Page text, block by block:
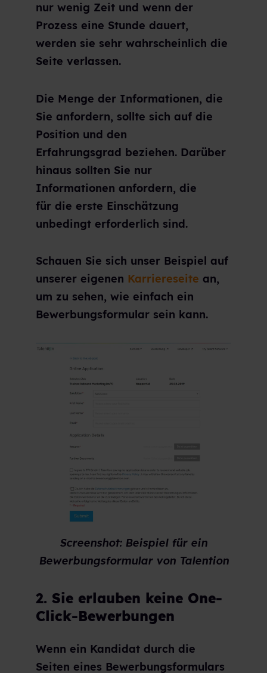
nur wenig Zeit und wenn der
Prozess eine Stunde dauert,
werden sie sehr wahrscheinlich die
Seite verlassen.
Die Menge der Informationen, die
Sie anfordern, sollte sich auf die
Position und den
Erfahrungsgrad beziehen. Darüber
hinaus sollten Sie nur
Informationen anfordern, die
für die erste Einschätzung
unbedingt erforderlich sind.
Schauen Sie sich unser Beispiel auf
unserer eigenen Karriereseite an,
um zu sehen, wie einfach ein
Bewerbungsformular sein kann.
Screenshot: Beispiel für ein
Bewerbungsformular von Talention
2. Sie erlauben keine One-
Click-Bewerbungen
Wenn ein Kandidat durch die
Seiten eines Bewerbungsformulars